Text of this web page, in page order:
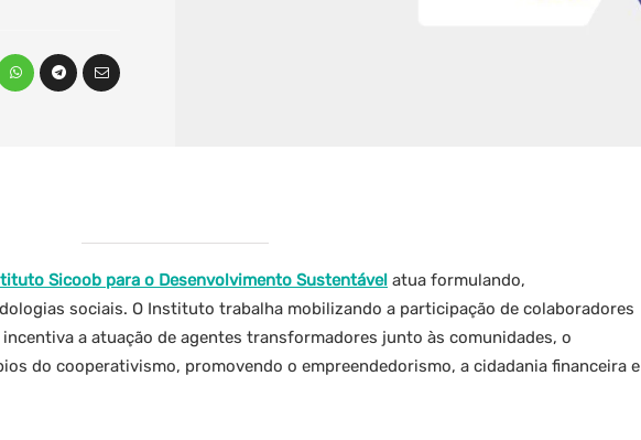
Sicoob para o Desenvolvimento Sustentável atua formulando,
sociais. O Instituto trabalha mobilizando a participação de colaboradores
a atuação de agentes transformadores junto às comunidades, o
do cooperativismo, promovendo o empreendedorismo, a cidadania financeira e